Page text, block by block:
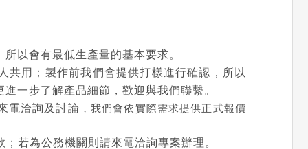
以會有最低生產量的基本要求。
共用；製作前我們會提供打樣進行確認，所以
一步了解產品細節，歡迎與我們聯繫。
電洽詢及討論 ，我們會依實際需求提供正式報價
若為公務機關則請來電洽詢專案辦理。